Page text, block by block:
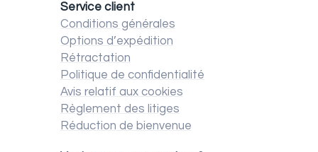
Service client
Conditions générales
Options d’expédition
Rétractation
Politique de confidentialité
Avis relatif aux cookies
Règlement des litiges
Réduction de bienvenue